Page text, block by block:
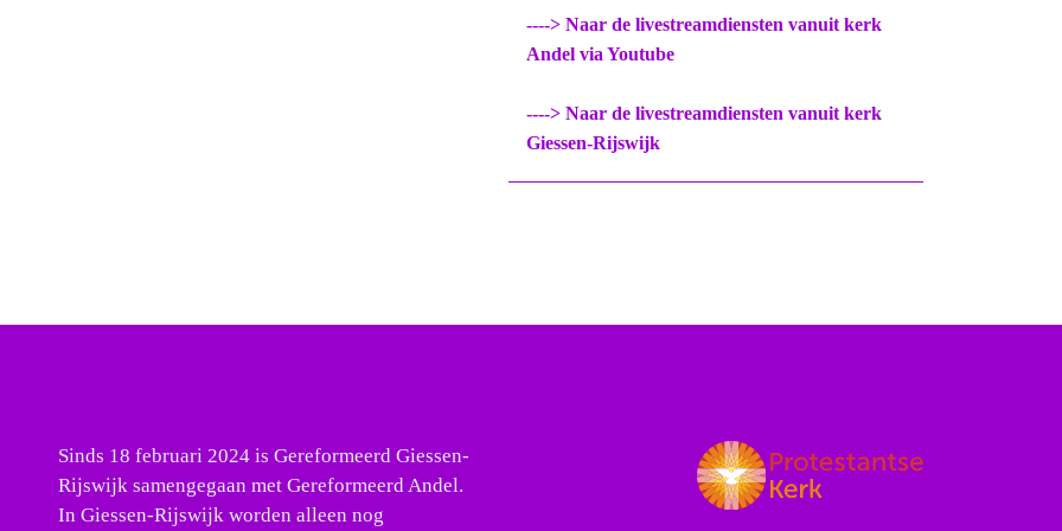
----> Naar de livestreamdiensten vanuit kerk
Andel via Youtube
----> Naar de livestreamdiensten vanuit kerk
Giessen-Rijswijk
Sinds 18 februari 2024 is Gereformeerd Giessen-
Rijswijk samengegaan met Gereformeerd Andel.
In Giessen-Rijswijk worden alleen nog